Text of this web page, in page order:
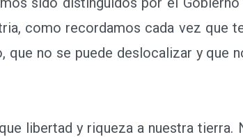
como recordamos cada vez que
no se puede deslocalizar y que
libertad y riqueza a nuestra tierra.